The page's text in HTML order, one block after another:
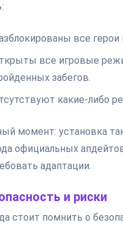
все герои
все игровые
забегов.
какие-либо
момент: установка
официальных
адаптации.
и риски
стоит помнить о